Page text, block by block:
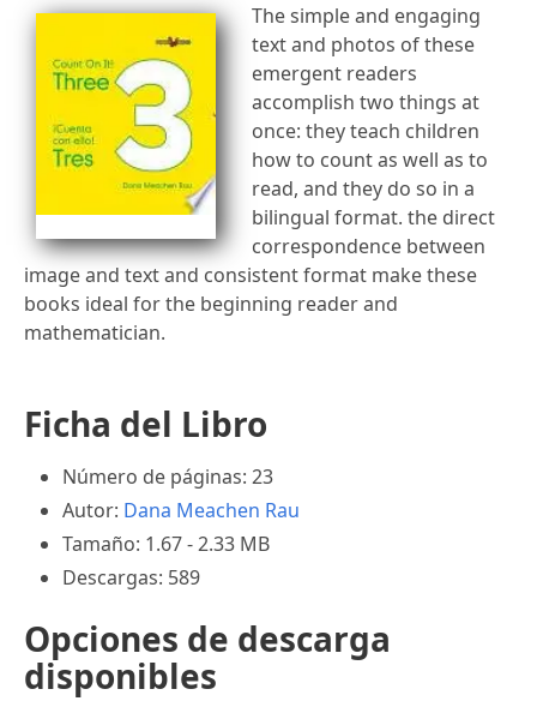
The simple and engaging
text and photos of these
emergent readers
accomplish two things at
once: they teach children
how to count as well as to
read, and they do so in a
bilingual format. the direct
correspondence between
image and text and consistent format make these
books ideal for the beginning reader and
mathematician.
Ficha del Libro
Número de páginas: 23
Autor: Dana Meachen Rau
Tamaño: 1.67 - 2.33 MB
Descargas: 589
Opciones de descarga
disponibles